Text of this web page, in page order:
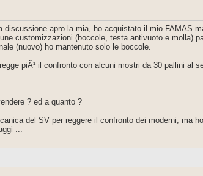
apro la mia, ho acquistato il mio FAMAS
customizzazioni (boccole, testa antivuoto e molla)
(nuovo) ho mantenuto solo le boccole.
piÃ¹ il confronto con alcuni mostri da 30 pallini
? ed a quanto ?
del SV per reggere il confronto dei moderni, ma
...